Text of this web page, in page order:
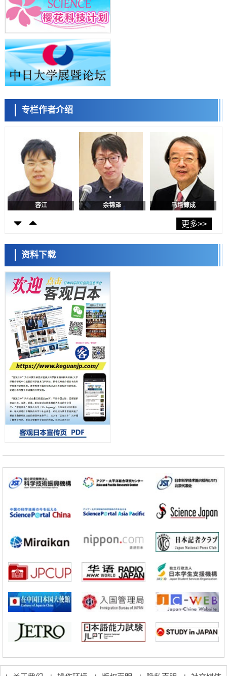
群马大学开发针对难治性癫痫的新型基因疗法，利用超小型GAD67启动
子抑制发作
科学研究
九州大学揭示夜间眼压升高机制：两种激素波动叠加所致
科学研究
东京都产技研采用新手法开发出可稳定工作至300℃的介电材料，已验
证电容器可在汽车发动机等高温环境下工作
经济・社会
日本生成式AI使用者占比一年内翻倍，但与中美德仍有较大差距
政策
日本修订首都直下型地震紧急对策：目标为死亡人数至少减半，重点强
化火灾防控
福井大学发现细胞记忆过往并抑制反应的机制，阐明即便DNA相同反应
迥异之谜
科学研究
神户大学确认口服癌症疫苗B440单药给药的安全性，在转移性尿路上皮
癌患者中开展临床试验
日本发布《令和8年版科学技术与创新白皮书》，解读第七期基本计划
首年度政策方向
科学研究
东京大学发现可诱导细胞死亡的新型信使物质
东京都健康长寿医疗中心跨器官揭示衰老过程中的糖链变化
科学研究
产总研无需石油利用松脂制备石墨前驱体，可作为电池电极材料
科学研究
东京大学和海上保安厅等发现南海海槽沿线板块边界锁定状态存在区域
差异
政策
日本第2次医疗研究开发调整费，根据一线实际情况和需求分配99.3亿
日元
科学研究
千叶大学鉴定出导致难治性疾病“肺高血压症”恶化的蛋白质“MYL9/12”，
会引发血管结构恶化
科学研究
京都大学高效生成光的构成单元“光子”，可应用于量子计算机
科学研究
开发出300亿年仅误差1秒的光晶格钟，构建网络将其打造为下一代社会
基础设施
经济・社会
大阪大学开发出膜脂质可视化工具，使脂质探针的高效开发成为可能
科学研究
带大量基因的人工细胞
政策
展研究
科学研究
京都大学高效生成光的构成单元“光子”，可应用于量子计算机
科学研究
开发出300亿年仅误差1秒的光晶格钟，构建网络将其打造为下一代社会
经济・社会
日本成立“以人为本AI联盟”——力争借助AI拓展社会公众创造力，依托
科学研究
大阪大学开发出膜脂质可视化工具，使脂质探针的高效开发成为可能
带大量基因的人工细胞
专栏作者介绍
小岩井忠道
陈小牧 李鸥 安宁
容江 余锦泽 马场錬成
日本科学未来馆 科学交
流员
小岩井忠道 泷川 进
更多>>
资料下载